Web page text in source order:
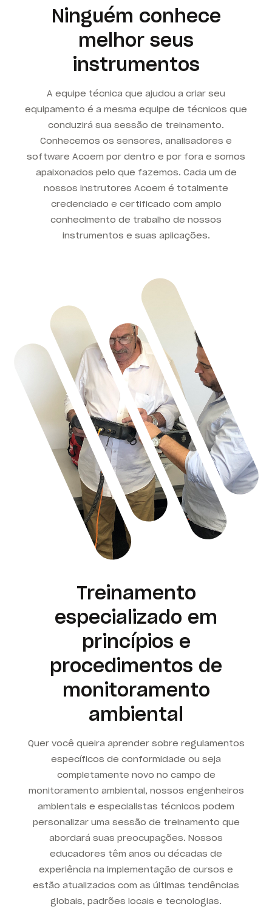
Ninguém conhece
melhor seus
instrumentos
A equipe técnica que ajudou a criar seu
equipamento é a mesma equipe de técnicos que
conduzirá sua sessão de treinamento.
Conhecemos os sensores, analisadores e
software Acoem por dentro e por fora e somos
apaixonados pelo que fazemos. Cada um de
nossos instrutores Acoem é totalmente
credenciado e certificado com amplo
conhecimento de trabalho de nossos
instrumentos e suas aplicações.
Treinamento
especializado em
princípios e
procedimentos de
monitoramento
ambiental
Quer você queira aprender sobre regulamentos
específicos de conformidade ou seja
completamente novo no campo de
monitoramento ambiental, nossos engenheiros
ambientais e especialistas técnicos podem
personalizar uma sessão de treinamento que
abordará suas preocupações. Nossos
educadores têm anos ou décadas de
experiência na implementação de cursos e
estão atualizados com as últimas tendências
globais, padrões locais e tecnologias.